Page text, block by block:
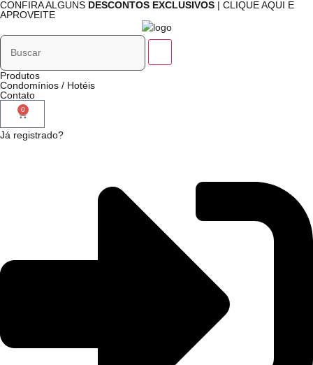
CONFIRA ALGUNS DESCONTOS EXCLUSIVOS | CLIQUE AQUI E
APROVEITE
Produtos
Condomínios / Hotéis
Contato
0
Já registrado?